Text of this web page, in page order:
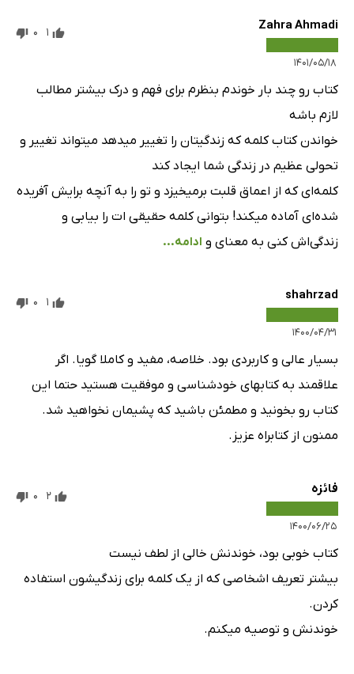
Zahra Ahmadi
۱۴۰۱/۰۵/۱۸
1
0
کتاب رو چند بار خوندم بنظرم برای فهم و درک بیشتر مطالب
لازم باشه
خواندن کتاب کلمه که زندگیتان را تغییر میدهد میتواند تغییر و
تحولی عظیم در زندگی شما ایجاد کند
کلمه‌ای که از اعماق قلبت برمیخیزد و تو را به آنچه برایش آفریده
شده‌ای آماده میکند! بتوانی کلمه حقیقی ات را بیابی و
زندگی‌اش کنی به معنای و ادامه...
shahrzad
۱۴۰۰/۰۴/۳۱
1
0
بسیار عالی و کاربردی بود‌. خلاصه، مفید و کاملا گویا. اگر
علاقمند به کتابهای خودشناسی و موفقیت هستید حتما این
کتاب رو بخونید و مطمئن باشید که پشیمان نخواهید شد.
ممنون از کتابراه عزیز.
فائزه
۱۴۰۰/۰۶/۲۵
2
0
کتاب خوبی بود، خوندنش خالی از لطف نیست
بیشتر تعریف اشخاصی که از یک کلمه برای زندگیشون استفاده
کردن.
خوندنش و توصیه میکنم.